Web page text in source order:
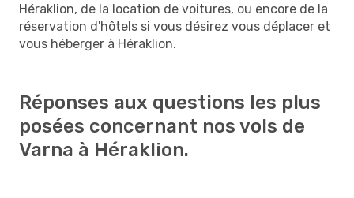
Héraklion, de la location de voitures, ou encore de la
réservation d'hôtels si vous désirez vous déplacer et
vous héberger à Héraklion.
Réponses aux questions les plus
posées concernant nos vols de
Varna à Héraklion.